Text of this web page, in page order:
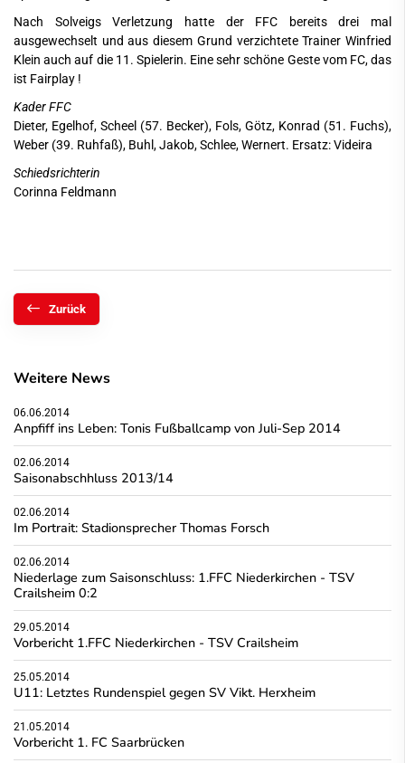
Nach Solveigs Verletzung hatte der FFC bereits drei mal
ausgewechselt und aus diesem Grund verzichtete Trainer Winfried
Klein auch auf die 11. Spielerin. Eine sehr schöne Geste vom FC, das
ist Fairplay !
Kader FFC
Dieter, Egelhof, Scheel (57. Becker), Fols, Götz, Konrad (51. Fuchs),
Weber (39. Ruhfaß), Buhl, Jakob, Schlee, Wernert. Ersatz: Videira
Schiedsrichterin
Corinna Feldmann
Zurück
Weitere News
06.06.2014
Anpfiff ins Leben: Tonis Fußballcamp von Juli-Sep 2014
02.06.2014
Saisonabschhluss 2013/14
02.06.2014
Im Portrait: Stadionsprecher Thomas Forsch
02.06.2014
Niederlage zum Saisonschluss: 1.FFC Niederkirchen - TSV
Crailsheim 0:2
29.05.2014
Vorbericht 1.FFC Niederkirchen - TSV Crailsheim
25.05.2014
U11: Letztes Rundenspiel gegen SV Vikt. Herxheim
21.05.2014
Vorbericht 1. FC Saarbrücken